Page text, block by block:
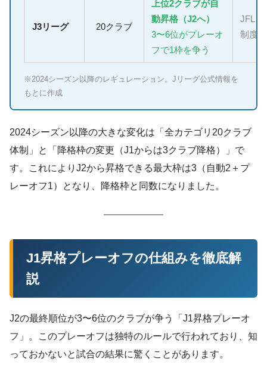
J3リーグ 20クラブ
上位2クラブが自
動昇格（J2へ）
3〜6位がプレーオ
フで1枠を争う
JFLと
制度
※2024シーズン以降のレギュレーション。Jリーグ公式情報を
もとに作成
2024シーズン以降の大きな変化は「全カテゴリ20クラブ
体制」と「降格枠の変更（J1からは3クラブ降格）」で
す。これによりJ2から昇格できる最大枠は3（自動2＋プ
レーオフ1）となり、降格枠と同数になりました。
J1昇格プレーオフの仕組みを徹底解
説
J2の最終順位が3〜6位のクラブが争う「J1昇格プレーオ
フ」。このプレーオフは独特のルールで行われており、知
っておかないと試合の結果に驚くことがあります。